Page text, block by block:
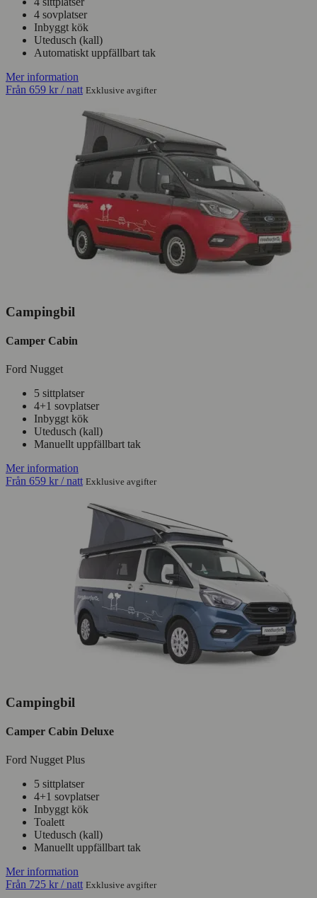
4 sovplatser
Inbyggt kök
Utedusch (kall)
Automatiskt uppfällbart tak
Mer information
Från 659 kr / natt Exklusive avgifter
Campingbil
Camper Cabin
Ford Nugget
5 sittplatser
4+1 sovplatser
Inbyggt kök
Utedusch (kall)
Manuellt uppfällbart tak
Mer information
Från 659 kr / natt Exklusive avgifter
Campingbil
Camper Cabin Deluxe
Ford Nugget Plus
5 sittplatser
4+1 sovplatser
Inbyggt kök
Toalett
Utedusch (kall)
Manuellt uppfällbart tak
Mer information
Från 725 kr / natt Exklusive avgifter